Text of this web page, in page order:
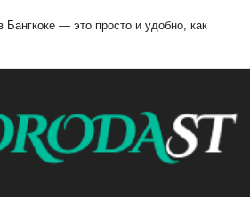
Бангкоке — это просто и удобно, как